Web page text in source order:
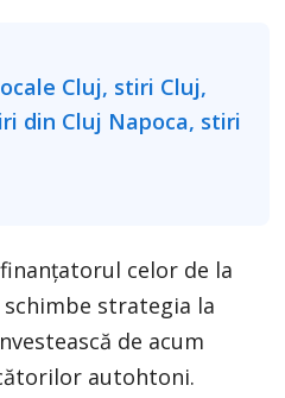
celor de la
schimbe strategia la
de acum
autohtoni.